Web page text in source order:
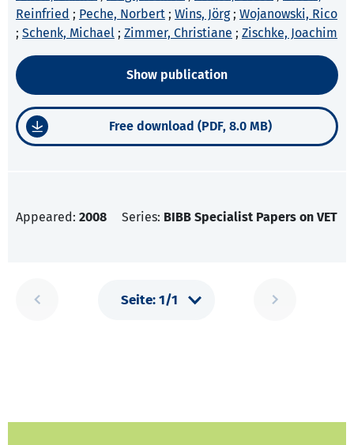
Reinfried ; Peche, Norbert ; Wins, Jörg; Wojanowski, Rico
; Schenk, Michael ; Zimmer, Christiane ; Zischke, Joachim
Show publication
Free download (PDF, 8.0 MB)
Appeared: 2008 Series: BIBB Specialist Papers on VET